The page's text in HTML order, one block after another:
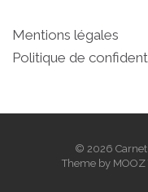
n
Mentions légales
Politique de
© 2026
Theme by